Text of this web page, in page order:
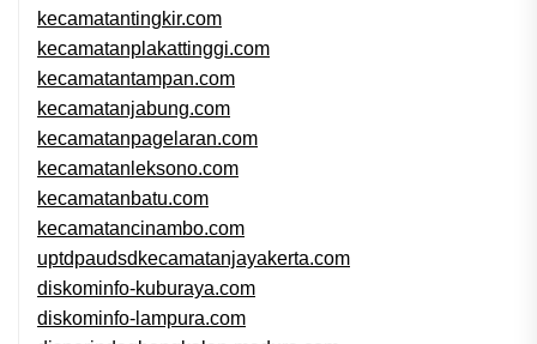
kecamatantingkir.com
kecamatanplakattinggi.com
kecamatantampan.com
kecamatanjabung.com
kecamatanpagelaran.com
kecamatanleksono.com
kecamatanbatu.com
kecamatancinambo.com
uptdpaudsdkecamatanjayakerta.com
diskominfo-kuburaya.com
diskominfo-lampura.com